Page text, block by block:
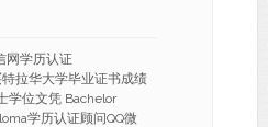
学历认证
拉华大学毕业证书成绩
学位文凭 Bachelor
学历认证顾问QQ微